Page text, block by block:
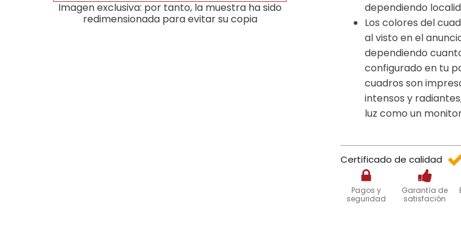
Imagen exclusiva: por tanto, la muestra ha sido
redimensionada para evitar su copia
dependiendo
Los colores del
al visto en el
dependiendo
configurado en tu
cuadros son
intensos y
luz como un
Certificado de calidad
Pagos y
seguridad
Garantía de
satisfación